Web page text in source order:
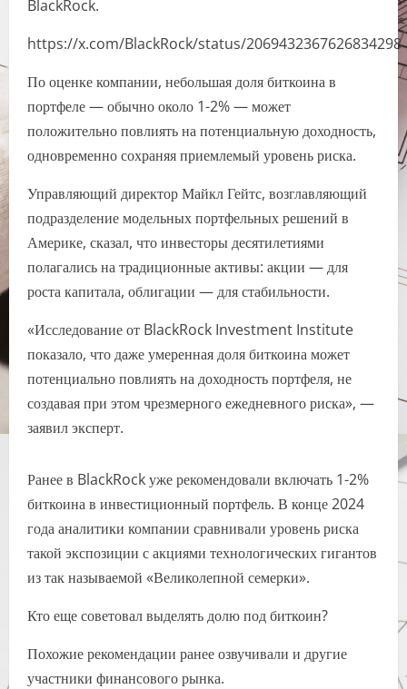
BlackRock.
https://x.com/BlackRock/status/2069432367626834298
По оценке компании, небольшая доля биткоина в
портфеле — обычно около 1-2% — может
положительно повлиять на потенциальную доходность,
одновременно сохраняя приемлемый уровень риска.
Управляющий директор Майкл Гейтс, возглавляющий
подразделение модельных портфельных решений в
Америке, сказал, что инвесторы десятилетиями
полагались на традиционные активы: акции — для
роста капитала, облигации — для стабильности.
«Исследование от BlackRock Investment Institute⁠
показало, что даже умеренная доля биткоина может
потенциально повлиять на доходность портфеля, не
создавая при этом чрезмерного ежедневного риска», —
заявил эксперт.
Ранее в BlackRock уже рекомендовали включать 1-2%
биткоина в инвестиционный портфель. В конце 2024
года аналитики компании сравнивали уровень риска
такой экспозиции с акциями технологических гигантов
из так называемой «Великолепной семерки».
Кто еще советовал выделять долю под биткоин?
Похожие рекомендации ранее озвучивали и другие
участники финансового рынка.